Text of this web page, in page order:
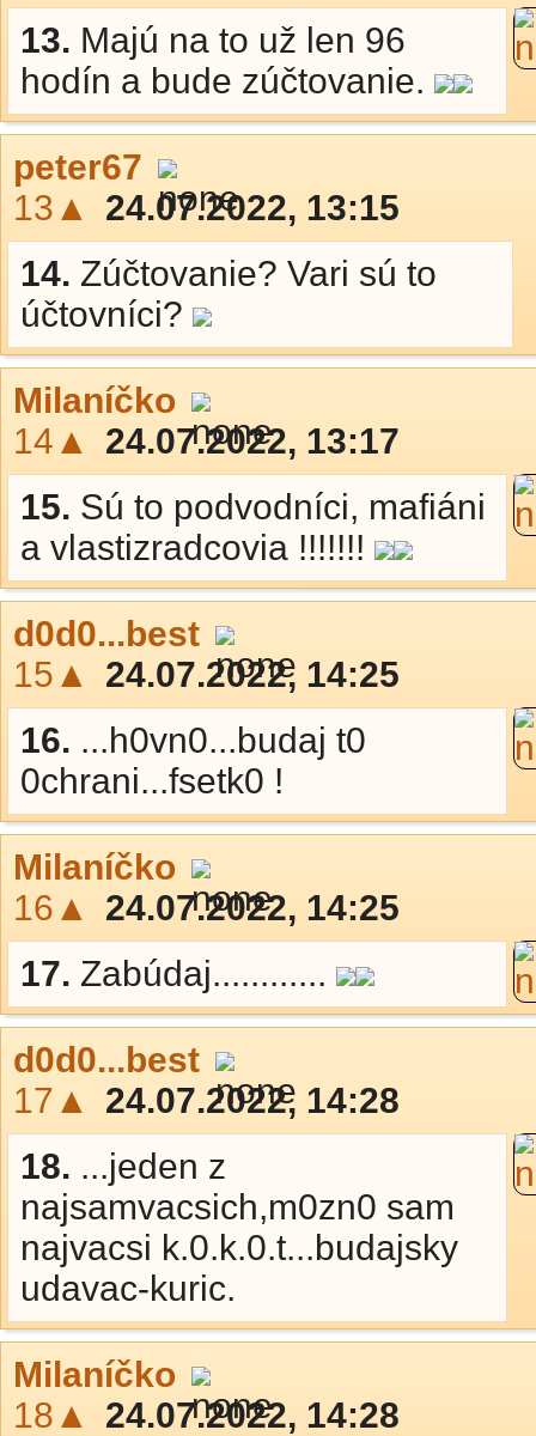
13. Majú na to už len 96
hodín a bude zúčtovanie.
peter67
13▲
24.07.2022, 13:15
14. Zúčtovanie? Vari sú to
účtovníci?
Milaníčko
14▲
24.07.2022, 13:17
15. Sú to podvodníci, mafiáni
a vlastizradcovia !!!!!!!
d0d0...best
15▲
24.07.2022, 14:25
16. ...h0vn0...budaj t0
0chrani...fsetk0 !
Milaníčko
16▲
24.07.2022, 14:25
17. Zabúdaj............
d0d0...best
17▲
24.07.2022, 14:28
18. ...jeden z
najsamvacsich,m0zn0 sam
najvacsi k.0.k.0.t...budajsky
udavac-kuric.
Milaníčko
18▲
24.07.2022, 14:28